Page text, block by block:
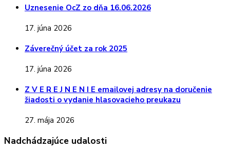
Uznesenie OcZ zo dňa 16.06.2026
17. júna 2026
Záverečný účet za rok 2025
17. júna 2026
Z V E R E J N E N I E emailovej adresy na doručenie
žiadosti o vydanie hlasovacieho preukazu
27. mája 2026
Nadchádzajúce udalosti